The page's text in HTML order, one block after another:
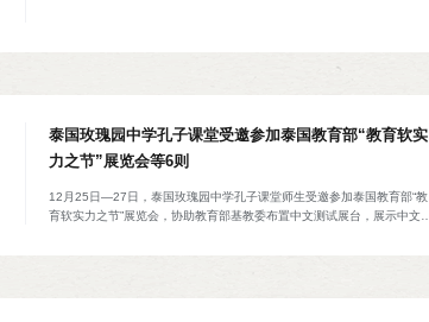
泰国玫瑰园中学孔子课堂受邀参加泰国教育部“教育软实
力之节”展览会等6则
12月25日—27日，泰国玫瑰园中学孔子课堂师生受邀参加泰国教育部“教
育软实力之节”展览会，协助教育部基教委布置中文测试展台，展示中文教
基教委中文事务小组主任李馨兰与孔子课堂中方负责人陈松松对HSK考试